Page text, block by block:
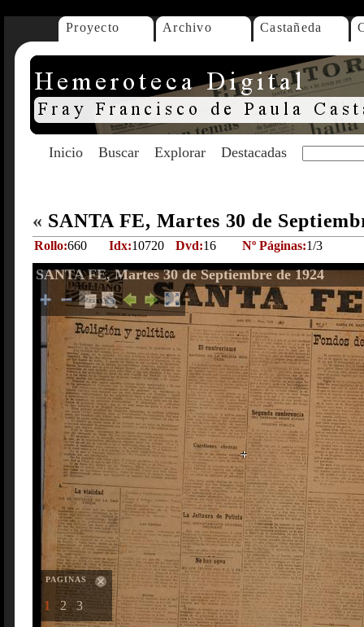
Proyecto Archivo Castañeda
Inicio Buscar Explorar Destacadas
« SANTA FE, Martes 30 de
Rollo:660 Idx:10720 Dvd:16 Nº Páginas:1/3
SANTA FE, Martes 30 de Septiembre de 1924
PAGINAS
1 2 3